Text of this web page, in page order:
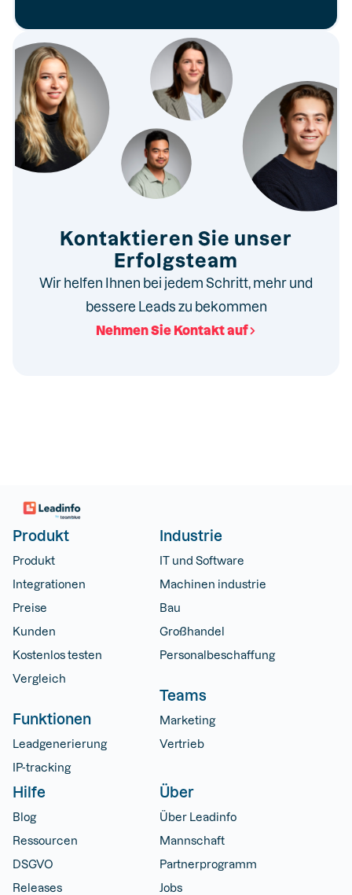
Kontaktieren Sie unser
Erfolgsteam
Wir helfen Ihnen bei jedem Schritt, mehr und
bessere Leads zu bekommen
Nehmen Sie Kontakt auf
Produkt
Produkt
Integrationen
Preise
Kunden
Kostenlos testen
Vergleich
Funktionen
Leadgenerierung
IP-tracking
Industrie
IT und Software
Machinen industrie
Bau
Großhandel
Personalbeschaffung
Teams
Marketing
Vertrieb
Hilfe
Blog
Ressourcen
DSGVO
Releases
Über
Über Leadinfo
Mannschaft
Partnerprogramm
Jobs